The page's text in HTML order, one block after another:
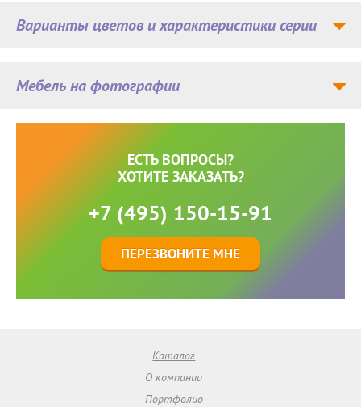
Мебель на фотографии
Варианты цветов и характеристики серии
ЕСТЬ ВОПРОСЫ?
ХОТИТЕ ЗАКАЗАТЬ?
+7 (495) 150-15-91
ПЕРЕЗВОНИТЕ МНЕ
Каталог
О компании
Портфолио